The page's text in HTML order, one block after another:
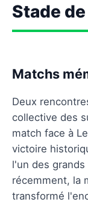
Stade
Matchs
Deux
collective des
match face à
victoire
l'un des
récemment, la
transformé